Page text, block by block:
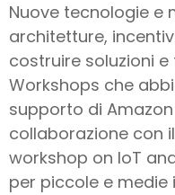
Nuove tecnologie e
architetture,
costruire soluzioni
Workshops che
supporto di Amazon
collaborazione con
workshop on IoT
per piccole e medie